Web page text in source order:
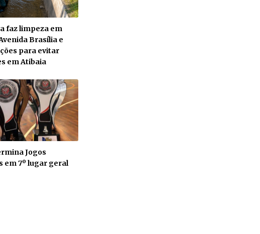
faz limpeza em
Brasília e
para evitar
em Atibaia
Jogos
em 7º lugar geral